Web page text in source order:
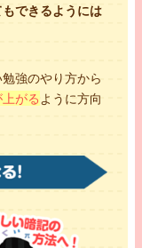
できるようには
強のやり方から
がる ように方向